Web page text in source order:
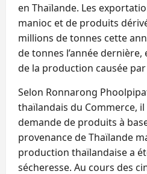
en Thaïlande. Les
manioc et de produits
millions de tonnes cette
de tonnes l’année
de la production causée
Selon Ronnarong
thaïlandais du Commerce,
demande de produits à
provenance de Thaïlande
production thaïlandaise a
sécheresse. Au cours des